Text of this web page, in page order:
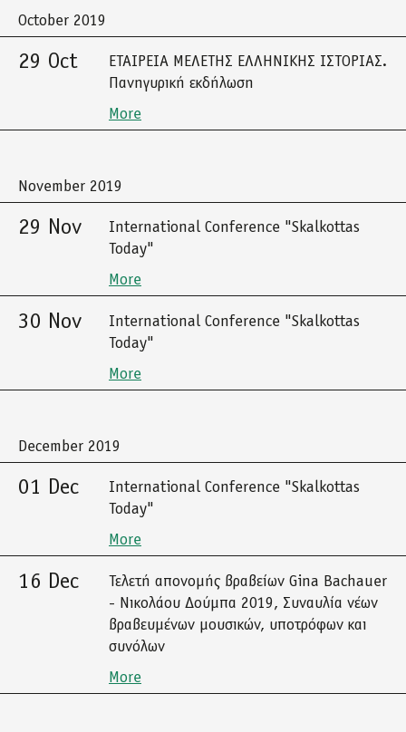
October 2019
29 Oct
ΕΤΑΙΡΕΙΑ ΜΕΛΕΤΗΣ ΕΛΛΗΝΙΚΗΣ ΙΣΤΟΡΙΑΣ.
Πανηγυρική εκδήλωση
More
November 2019
29 Nov
International Conference "Skalkottas
Today"
More
30 Nov
International Conference "Skalkottas
Today"
More
December 2019
01 Dec
International Conference "Skalkottas
Today"
More
16 Dec
Τελετή απονομής βραβείων Gina Bachauer
- Νικολάου Δούμπα 2019, Συναυλία νέων
βραβευμένων μουσικών, υποτρόφων και
συνόλων
More